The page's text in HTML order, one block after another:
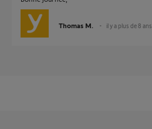
Thomas M. il y a plus de 8 ans